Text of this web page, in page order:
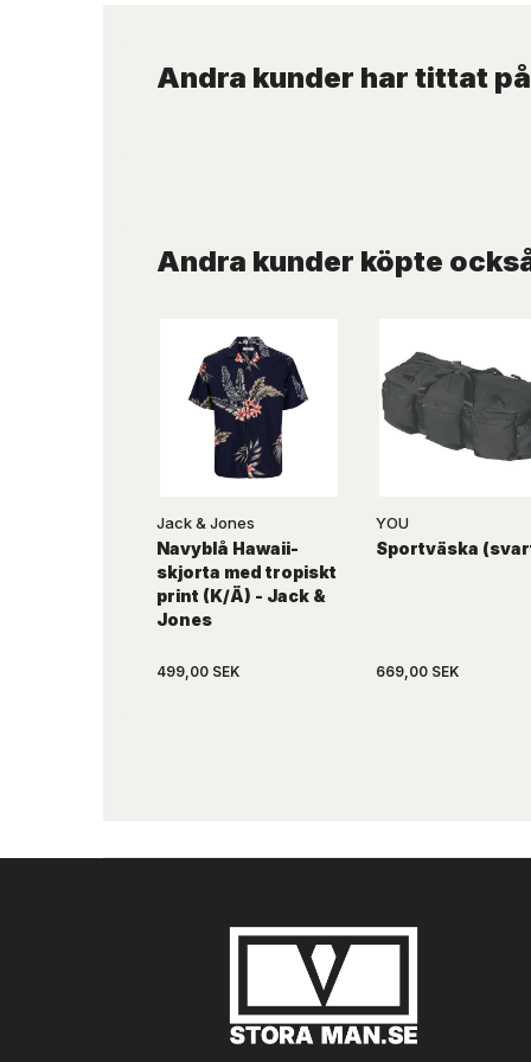
Andra kunder har tittat på
Andra kunder köpte
Jack & Jones
Navyblå Hawaii-
skjorta med tropiskt
print (K/Ä) - Jack &
Jones
499,00 SEK
YOU
Sportväska
669,00 SEK